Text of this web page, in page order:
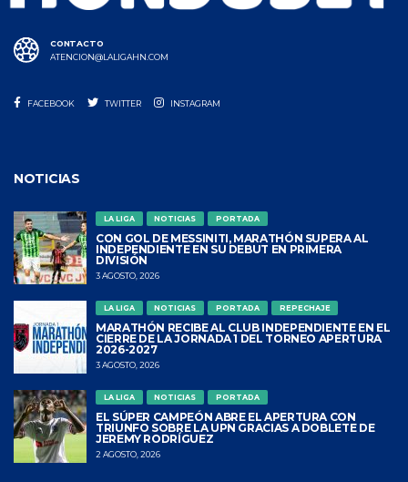
CONTACTO
ATENCION@LALIGAHN.COM
FACEBOOK TWITTER INSTAGRAM
NOTICIAS
LA LIGA NOTICIAS PORTADA
CON GOL DE MESSINITI, MARATHÓN SUPERA AL
INDEPENDIENTE EN SU DEBUT EN PRIMERA
DIVISIÓN
3 AGOSTO, 2026
LA LIGA NOTICIAS PORTADA REPECHAJE
MARATHÓN RECIBE AL CLUB INDEPENDIENTE EN EL
CIERRE DE LA JORNADA 1 DEL TORNEO APERTURA
2026-2027
3 AGOSTO, 2026
LA LIGA NOTICIAS PORTADA
EL SÚPER CAMPEÓN ABRE EL APERTURA CON
TRIUNFO SOBRE LA UPN GRACIAS A DOBLETE DE
JEREMY RODRÍGUEZ
2 AGOSTO, 2026